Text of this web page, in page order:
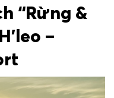
“Rừng &
–